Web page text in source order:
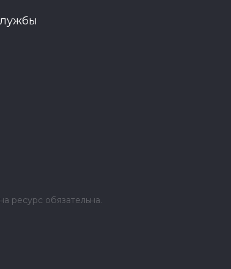
ресурс обязательна.